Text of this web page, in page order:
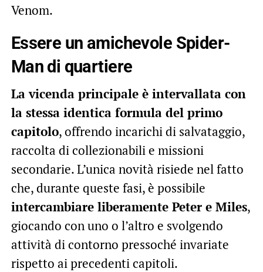
Venom.
Essere un amichevole Spider-
Man di quartiere
La vicenda principale è intervallata con
la stessa identica formula del primo
capitolo, offrendo incarichi di salvataggio,
raccolta di collezionabili e missioni
secondarie. L’unica novità risiede nel fatto
che, durante queste fasi, è possibile
intercambiare liberamente Peter e Miles,
giocando con uno o l’altro e svolgendo
attività di contorno pressoché invariate
rispetto ai precedenti capitoli.